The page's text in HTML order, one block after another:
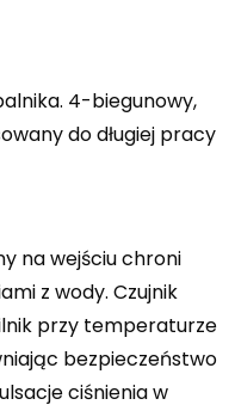
4-biegunowy,
do długiej pracy
na wejściu chroni
z wody. Czujnik
przy temperaturze
bezpieczeństwo
ciśnienia w